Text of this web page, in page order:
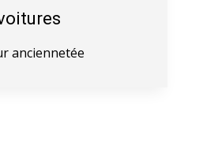
anciennetée